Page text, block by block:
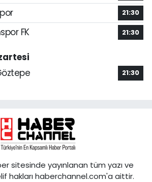
21:30
FK 21:30
21:30
sitesinde yayınlanan tüm yazı ve
hakları haberchannel.com'a aittir.